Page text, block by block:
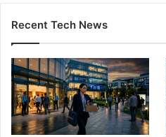
Recent Tech News